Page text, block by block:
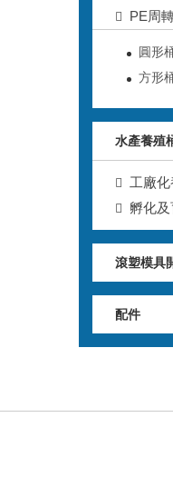
PE周
圓形
方形
水產養殖
工廠
孵化
滾塑模具
配件